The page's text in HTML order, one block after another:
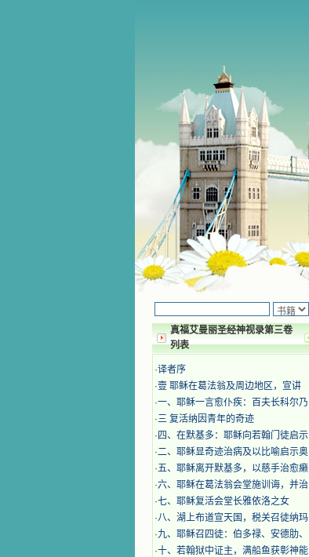
真福艾曼丽圣经神视录第三卷
列表
·译者序
·壹 耶稣在葛法翁及周边地区，宣讲
·一、耶稣一言愈仆疾：百夫长科尔乃
·三 复活纳因青年的奇迹
· 四、在默基多：耶稣向若翰门徒启示
·二、耶稣显奇迹治病及以比喻启示奥
·五、耶稣离开默基多，以慈手治愈癞
·六、耶稣在葛法翁会堂施训诲，并治
·七、耶稣复活会堂长雅依洛之女
·八、湖上布道宣天国，税关召徒纳玛
·九、耶稣召四徒：伯多禄、安德肋、
·十、若翰狱中证主，满船鱼获彰神能